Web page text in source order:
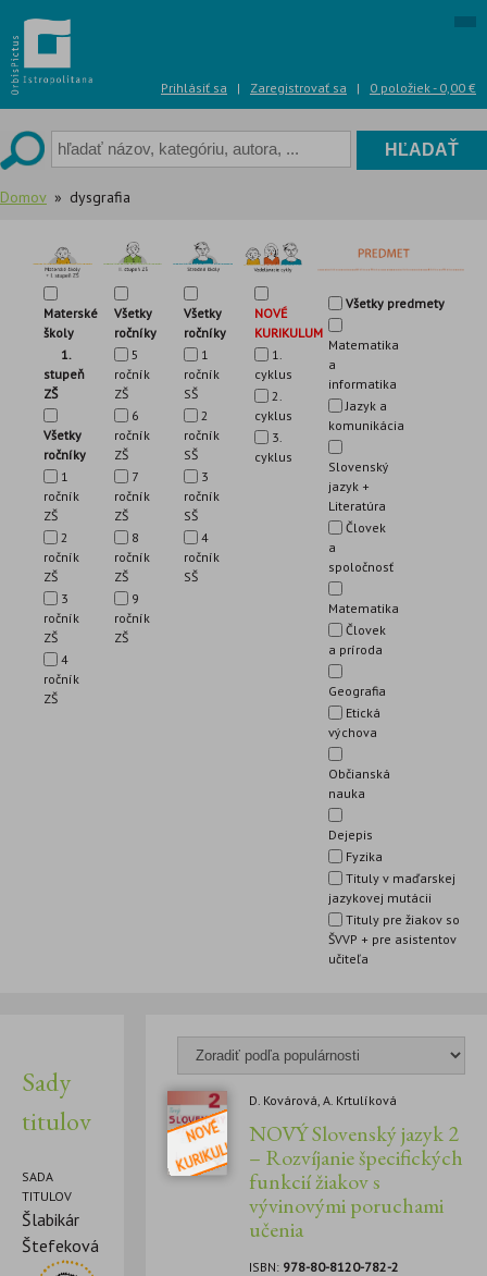
to
content
Prihlásiť sa | Zaregistrovať sa | 0 položiek - 0,00 €
Domov dysgrafia
Materské
školy
1.
stupeň
ZŠ
Všetky
ročníky
1
ročník
ZŠ
2
ročník
ZŠ
3
ročník
ZŠ
4
ročník
ZŠ
Všetky
ročníky
5
ročník
ZŠ
6
ročník
ZŠ
7
ročník
ZŠ
8
ročník
ZŠ
9
ročník
ZŠ
Všetky
ročníky
1
ročník
SŠ
2
ročník
SŠ
3
ročník
SŠ
4
ročník
SŠ
NOVÉ
KURIKULUM
1.
cyklus
2.
cyklus
3.
cyklus
Všetky predmety
Matematika
a
informatika
Jazyk a
komunikácia
Slovenský
jazyk +
Literatúra
Človek
a
spoločnosť
Matematika
Človek
a príroda
Geografia
Etická
výchova
Občianská
nauka
Dejepis
Fyzika
Tituly v maďarskej
jazykovej mutácii
Tituly pre žiakov so
ŠVVP + pre asistentov
učiteľa
Sady
titulov
SADA
TITULOV
Šlabikár
Štefeková
D. Kovárová, A. Krtulíková
NOVÝ Slovenský jazyk 2
– Rozvíjanie špecifických
funkcií žiakov s
vývinovými poruchami
učenia
ISBN: 978-80-8120-782-2